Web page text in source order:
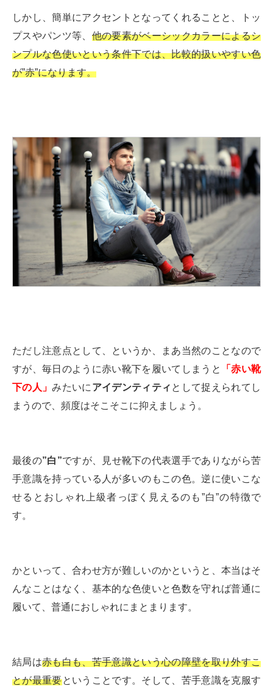
しかし、簡単にアクセントとなってくれることと、トッ
プスやパンツ等、 他の要素がベーシックカラーによるシ
ンプルな色使いという条件下では、比較的扱いやすい色
が”赤”になります。
ただし注意点として、というか、まあ当然のことなので
すが、毎日のように赤い靴下を履いてしまうと
「赤い靴
下の人」みたいに アイデンティティ として捉えられてし
まうので、頻度はそこそこに抑えましょう。
最後の”白”ですが、見せ靴下の代表選手でありながら苦
手意識を持っている人が多いのもこの色。逆に使いこな
せるとおしゃれ上級者っぽく見えるのも”白”の特徴で
す。
かといって、合わせ方が難しいのかというと、本当はそ
んなことはなく、基本的な色使いと色数を守れば普通に
履いて、普通におしゃれにまとまります。
結局は赤も白も、苦手意識という心の障壁を取り外すこ
とが最重要ということです。そして、苦手意識を克服す